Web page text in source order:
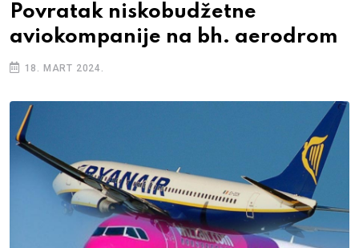
Povratak niskobudžetne
aviokompanije na bh. aerodrom
18. MART 2024.